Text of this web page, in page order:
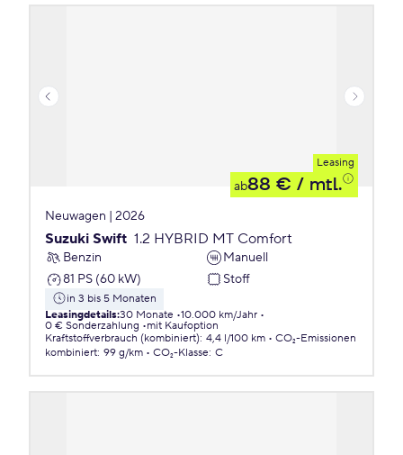
Leasing
ab88 € / mtl.
Neuwagen | 2026
Suzuki Swift 1.2 HYBRID MT Comfort
Benzin
Manuell
81 PS (60 kW)
Stoff
in 3 bis 5 Monaten
Leasingdetails:30 Monate 10.000 km/Jahr
0 € Sonderzahlung
mit Kaufoption
Kraftstoffverbrauch (kombiniert): 4,4 l/100 km
CO₂-Emissionen
kombiniert: 99 g/km CO₂-Klasse: C